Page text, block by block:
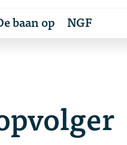
baan op NGF